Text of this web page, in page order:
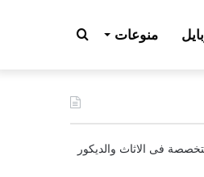
منوعات بحث
عن
فى الاثاث والديكور